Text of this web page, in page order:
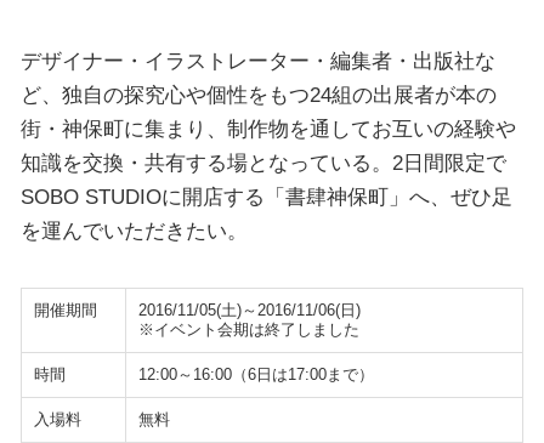
デザイナー・イラストレーター・編集者・出版社な
ど、独自の探究心や個性をもつ24組の出展者が本の
街・神保町に集まり、制作物を通してお互いの経験や
知識を交換・共有する場となっている。2日間限定で
SOBO STUDIOに開店する「書肆神保町」へ、ぜひ足
を運んでいただきたい。
開催期間
2016/11/05(土)～2016/11/06(日)
※イベント会期は終了しました
時間 12:00～16:00（6日は17:00まで）
入場料 無料